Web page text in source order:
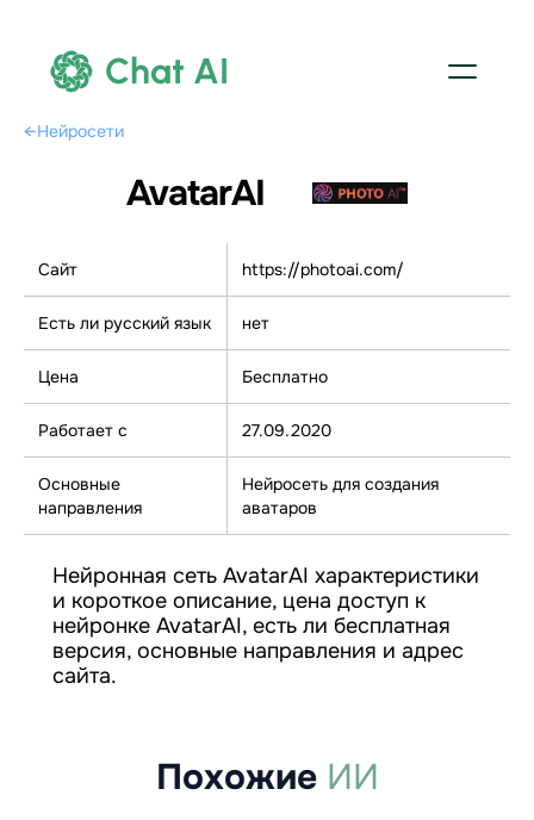
Chat AI
←Нейросети
AvatarAI
Сайт https://photoai.com/
Есть ли русский язык нет
Цена Бесплатно
Работает с 27.09.2020
Основные
направления
Нейросеть для создания
аватаров
Нейронная сеть AvatarAI характеристики
и короткое описание, цена доступ к
нейронке AvatarAI, есть ли бесплатная
версия, основные направления и адрес
сайта.
Похожие ИИ